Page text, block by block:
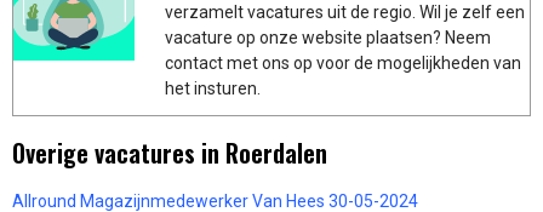
verzamelt vacatures uit de regio. Wil je zelf een
vacature op onze website plaatsen? Neem
contact met ons op voor de mogelijkheden van
het insturen.
Overige vacatures in Roerdalen
Allround Magazijnmedewerker Van Hees 30-05-2024